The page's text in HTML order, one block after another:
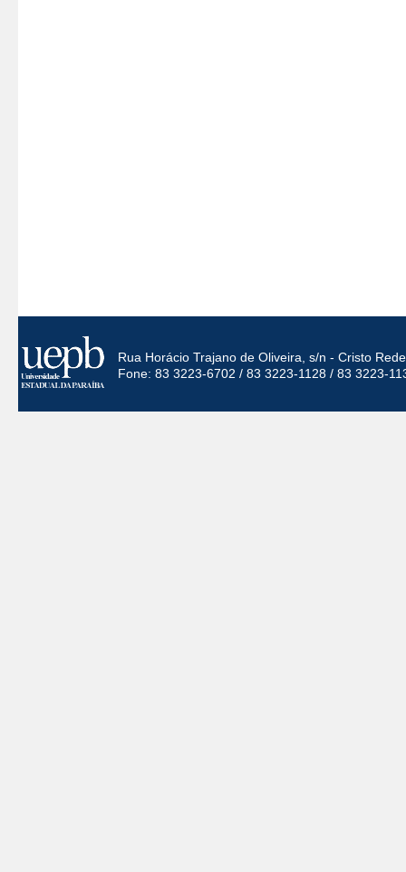
Rua Horácio Trajano de Oliveira, s/n - Cristo
Fone: 83 3223-6702 / 83 3223-1128 / 83 3223-